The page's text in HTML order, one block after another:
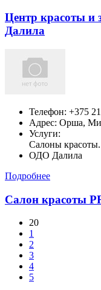
Центр красоты и
Далила
Телефон: +375
Адрес: Орша,
Услуги:
Салоны
ОДО Далила
Подробнее
Салон красоты
20
1
2
3
4
5